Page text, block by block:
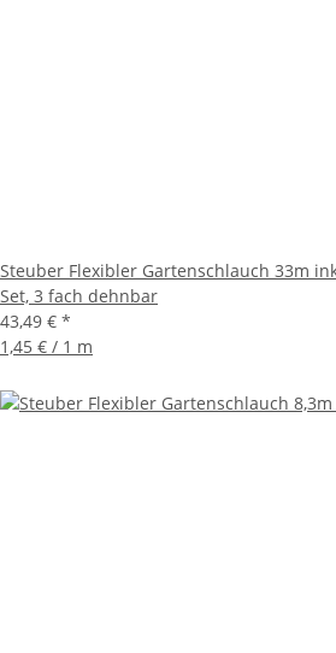
Steuber Flexibler Gartenschlauch 33m
Set, 3 fach dehnbar
43,49 € *
1,45 € / 1 m